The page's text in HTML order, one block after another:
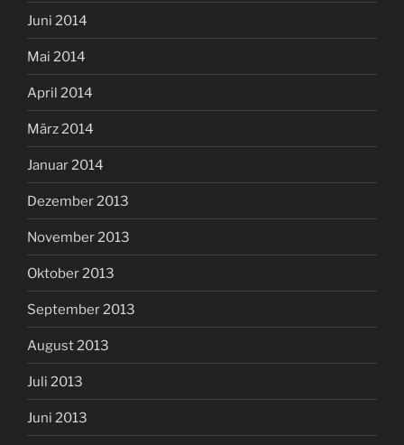
Juni 2014
Mai 2014
April 2014
März 2014
Januar 2014
Dezember 2013
November 2013
Oktober 2013
September 2013
August 2013
Juli 2013
Juni 2013